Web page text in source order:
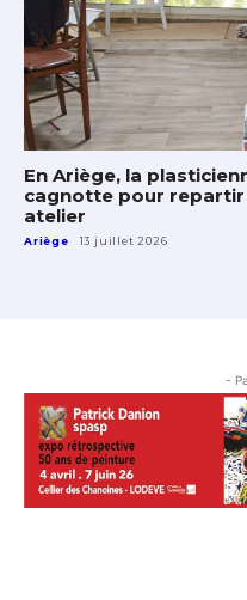
En Ariège, la
cagnotte pour repartir
atelier
Ariège 13 juillet 2026
-